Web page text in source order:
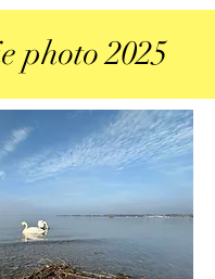
photo 2025